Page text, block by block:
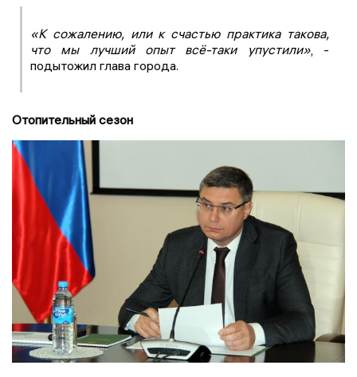
«К сожалению, или к счастью практика такова,
что мы лучший опыт всё-таки упустили», -
подытожил глава города.
Отопительный сезон